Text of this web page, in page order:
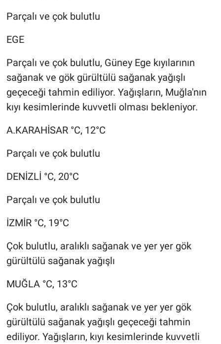
Parçalı ve çok bulutlu
EGE
Parçalı ve çok bulutlu, Güney Ege kıyılarının
sağanak ve gök gürültülü sağanak yağışlı
geçeceği tahmin ediliyor. Yağışların, Muğla'nın
kıyı kesimlerinde kuvvetli olması bekleniyor.
A.KARAHİSAR °C, 12°C
Parçalı ve çok bulutlu
DENİZLİ °C, 20°C
Parçalı ve çok bulutlu
İZMİR °C, 19°C
Çok bulutlu, aralıklı sağanak ve yer yer gök
gürültülü sağanak yağışlı
MUĞLA °C, 13°C
Çok bulutlu, aralıklı sağanak ve yer yer gök
gürültülü sağanak yağışlı geçeceği tahmin
ediliyor. Yağışların, kıyı kesimlerinde kuvvetli